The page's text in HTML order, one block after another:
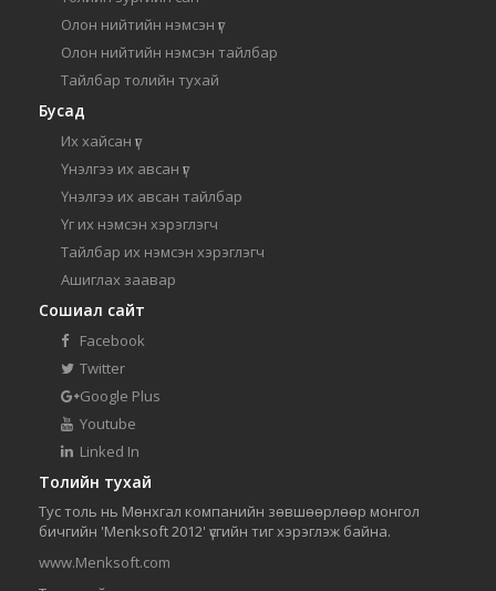
Олон нийтийн нэмсэн үг
Олон нийтийн нэмсэн тайлбар
Тайлбар толийн тухай
Бусад
Их хайсан үг
Үнэлгээ их авсан үг
Үнэлгээ их авсан тайлбар
Үг их нэмсэн хэрэглэгч
Тайлбар их нэмсэн хэрэглэгч
Ашиглах заавар
Сошиал сайт
Facebook
Twitter
Google Plus
Youtube
Linked In
Толийн тухай
Тус толь нь Мөнхгал компанийн зөвшөөрлөөр монгол
бичгийн 'Menksoft 2012' үсгийн тиг хэрэглэж байна.
www.Menksoft.com